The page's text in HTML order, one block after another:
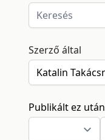
Szerző által
Publikált ez után